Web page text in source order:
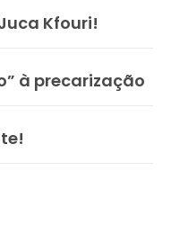
Kfouri!
à precarização